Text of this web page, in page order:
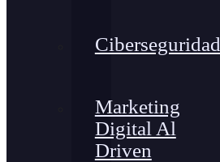
Ciberseguridad
Marketing
Digital Al
Driven